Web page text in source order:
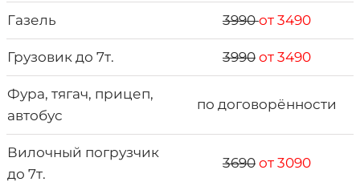
Газель 3990от 3490
Грузовик до 7т. 3990 от 3490
Фура, тягач, прицеп,
автобус
по договорённости
Вилочный погрузчик
до 7т.
3690 от 3090